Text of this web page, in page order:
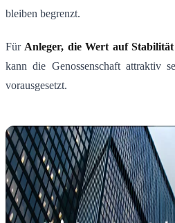
bleiben begrenzt.
Für Anleger, die Wert auf
kann die Genossenschaft attraktiv
vorausgesetzt.